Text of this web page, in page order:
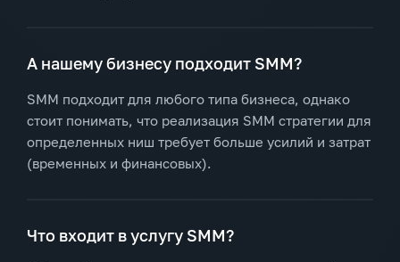
А нашему бизнесу подходит SMM?
SMM подходит для любого типа бизнеса, однако
стоит понимать, что реализация SMM стратегии для
определенных ниш требует больше усилий и затрат
(временных и финансовых).
Что входит в услугу SMM?